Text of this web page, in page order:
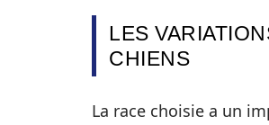
LES
CHIENS
La race choisie a un